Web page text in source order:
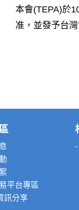
本會(TEPA)於
准，並發予台
平台專區
訊分享
-